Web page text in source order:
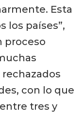
Esta
los países”,
proceso
con lo que
tres y